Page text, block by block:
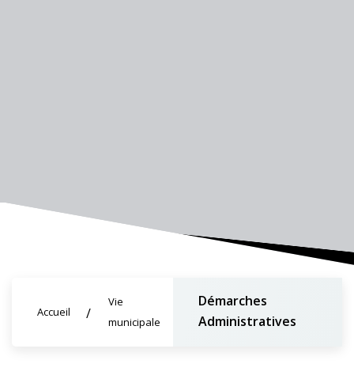
Accueil
Vie
municipale
Démarches
Administratives